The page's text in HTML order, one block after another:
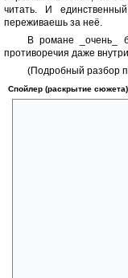
читать. И
переживаешь за неё.
В романе _очень_
противоречия даже внутри
(Подробный разбор
Спойлер (раскрытие сюжета)